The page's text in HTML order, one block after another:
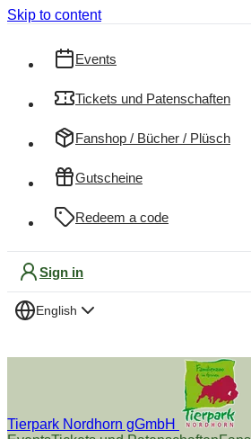
Skip to content
Events
Tickets und Patenschaften
Fanshop / Bücher / Plüsch
Gutscheine
Redeem a code
Sign in
English
Tierpark Nordhorn gGmbH